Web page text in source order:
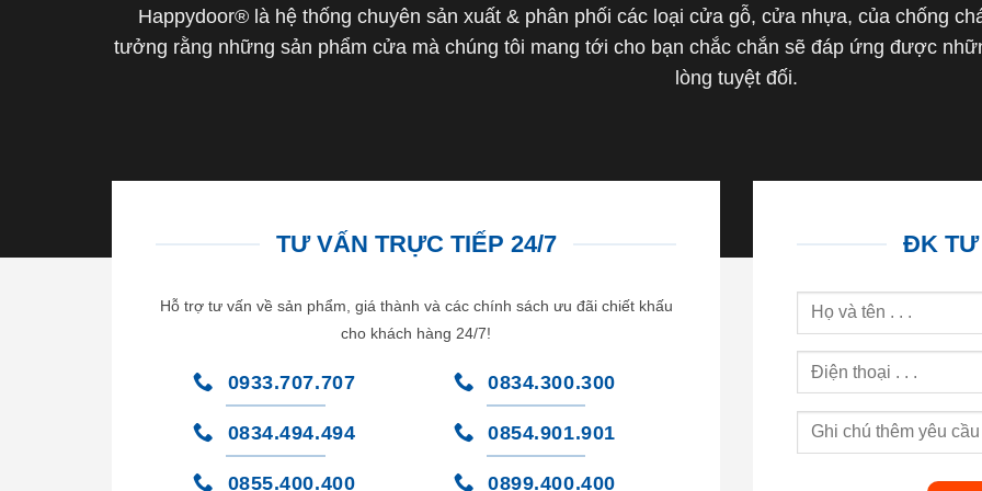
Happydoor® là hệ thống chuyên sản xuất & phân phối các loại cửa gỗ, cửa nhựa, của chống
tưởng rằng những sản phẩm cửa mà chúng tôi mang tới cho bạn chắc chắn sẽ đáp ứng được
lòng tuyệt đối.
TƯ VẤN TRỰC TIẾP 24/7
Hỗ trợ tư vấn về sản phẩm, giá thành và các chính sách ưu đãi chiết khấu
cho khách hàng 24/7!
0933.707.707
0834.494.494
0855.400.400
0834.300.300
0854.901.901
0899.400.400
ĐK TƯ